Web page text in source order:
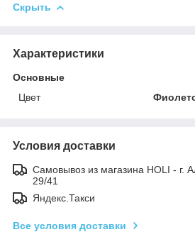
Скрыть
Характеристики
Основные
Цвет
Условия доставки
Самовывоз из магазина HOLI - г.
29/41
Яндекс.Такси
Все условия доставки